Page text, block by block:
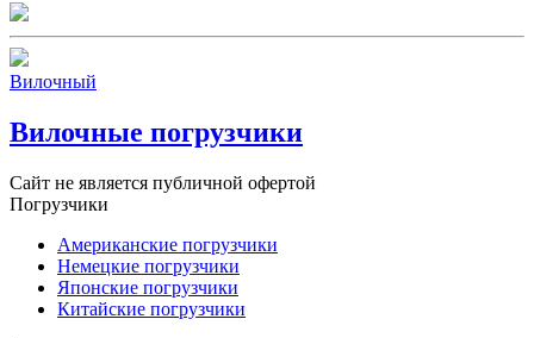
Вилочный
Вилочные погрузчики
Сайт не является публичной офертой
Погрузчики
Американские погрузчики
Немецкие погрузчики
Японские погрузчики
Китайские погрузчики